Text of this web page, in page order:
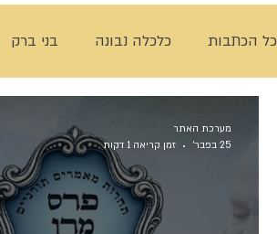
כל הכתבות כלכלה נבונה בני ברק
הרב עובדיה חן
מערכת האתר
25 בפבר׳
זמן קריאה 1 דקות